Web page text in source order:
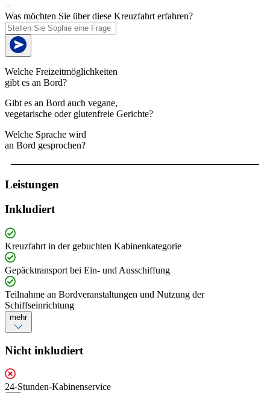
Was möchten Sie über diese Kreuzfahrt erfahren?
Welche Freizeitmöglichkeiten
gibt es an Bord?
Gibt es an Bord auch vegane,
vegetarische oder glutenfreie Gerichte?
Welche Sprache wird
an Bord gesprochen?
Leistungen
Inkludiert
Kreuzfahrt in der gebuchten Kabinenkategorie
Gepäcktransport bei Ein- und Ausschiffung
Teilnahme an Bordveranstaltungen und Nutzung der
Schiffseinrichtung
mehr
Nicht inkludiert
24-Stunden-Kabinenservice